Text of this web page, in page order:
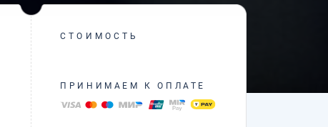
СТОИМОСТЬ
ПРИНИМАЕМ К ОПЛАТЕ